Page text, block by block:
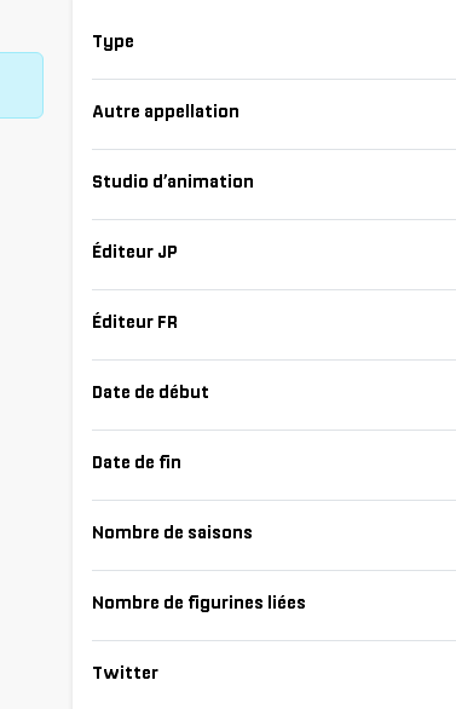
Type
Autre appellation
Studio d’animation
Éditeur JP
Éditeur FR
Date de début
Date de fin
Nombre de saisons
Nombre de figurines liées
Twitter